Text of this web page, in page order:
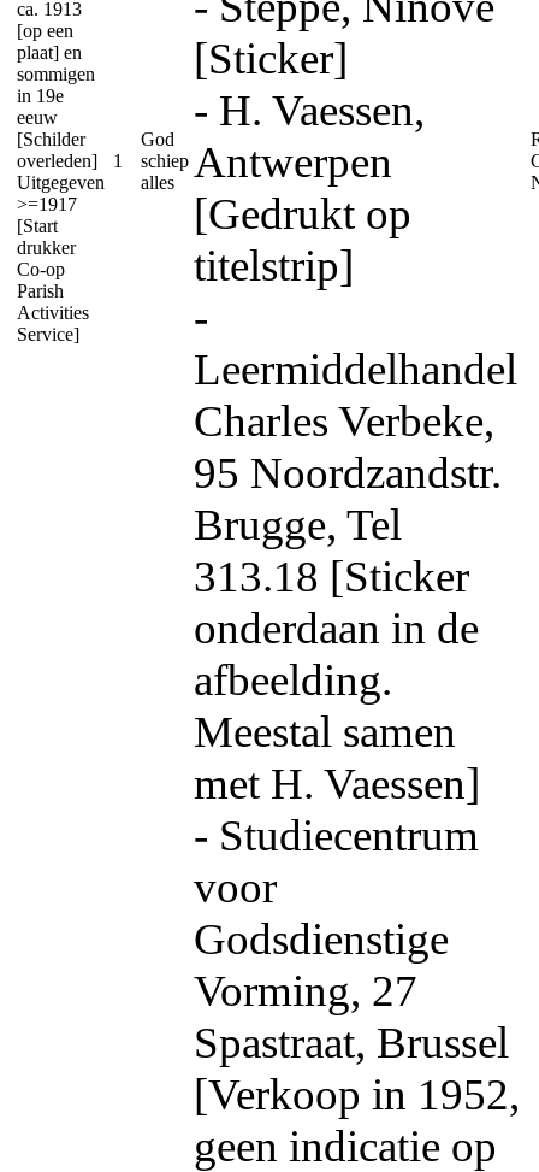
ca. 1913
[op een
plaat] en
sommigen
in 19e
eeuw
[Schilder
overleden]
Uitgegeven
>=1917
[Start
drukker
Co-op
Parish
Activities
Service]
1
God
schiep
alles
[Sticker]
- H. Vaessen,
Antwerpen
[Gedrukt op
titelstrip]
-
Leermiddelhandel
Charles Verbeke,
95 Noordzandstr.
Brugge, Tel
313.18 [Sticker
onderdaan in de
afbeelding.
Meestal samen
met H. Vaessen]
- Studiecentrum
voor
Godsdienstige
Vorming, 27
Spastraat, Brussel
[Verkoop in 1952,
geen indicatie op